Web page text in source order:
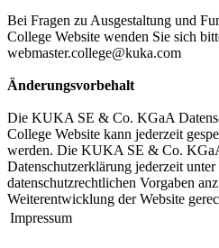
Bei Fragen zu Ausgestaltung und
College Website wenden Sie sich
webmaster.college@kuka.com
Änderungsvorbehalt
Die KUKA SE & Co. KGaA
College Website kann jederzeit
werden. Die KUKA SE & Co.
Datenschutzerklärung jederzeit
datenschutzrechtlichen Vorgaben
Weiterentwicklung der Website
Impressum